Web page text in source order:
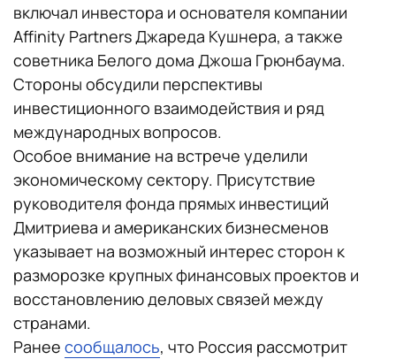
включал инвестора и основателя компании
Affinity Partners Джареда Кушнера, а также
советника Белого дома Джоша Грюнбаума.
Стороны обсудили перспективы
инвестиционного взаимодействия и ряд
международных вопросов.
Особое внимание на встрече уделили
экономическому сектору. Присутствие
руководителя фонда прямых инвестиций
Дмитриева и американских бизнесменов
указывает на возможный интерес сторон к
разморозке крупных финансовых проектов и
восстановлению деловых связей между
странами.
Ранее сообщалось, что Россия рассмотрит